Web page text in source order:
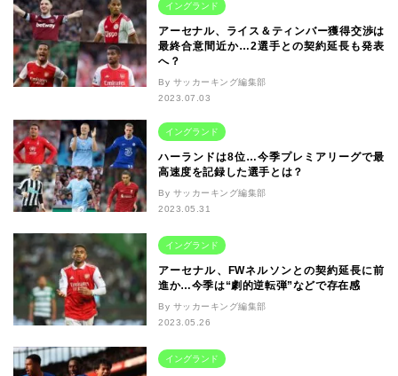
イングランド
アーセナル、ライス＆ティンバー獲得交渉は
最終合意間近か…2選手との契約延長も発表
へ？
By サッカーキング編集部
2023.07.03
イングランド
ハーランドは8位…今季プレミアリーグで最
高速度を記録した選手とは？
By サッカーキング編集部
2023.05.31
イングランド
アーセナル、FWネルソンとの契約延長に前
進か…今季は“劇的逆転弾”などで存在感
By サッカーキング編集部
2023.05.26
イングランド